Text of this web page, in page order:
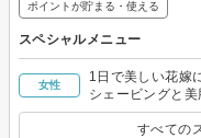
ポイントが貯まる・使える
スペシャルメニュー
女性
1日で美しい花嫁
シェービングと
すべての